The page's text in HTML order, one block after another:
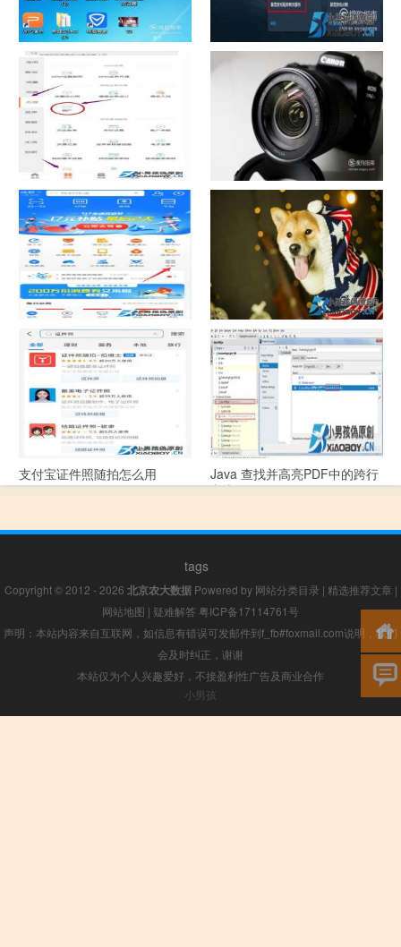
如何看认识QQ好友具体多少天
了
战网怎么修改昵称？
中国联通手机营业厅销户操作
指引
摄影作品的欣赏方法
支付宝怎么拍违章挣钱？
宠物定位器app开发可以解决哪
些问题？
支付宝证件照随拍怎么用
Java 查找并高亮PDF中的跨行
文本
tags
Copyright © 2012 - 2026 北京农大数据Powered by 网站分类目录 | 精选推荐文章 |
网站地图 | 疑难解答 粤ICP备17114761号
声明：本站内容来自互联网，如信息有错误可发邮件到f_fb#foxmail.com说明，我们
会及时纠正，谢谢
本站仅为个人兴趣爱好，不接盈利性广告及商业合作
小男孩